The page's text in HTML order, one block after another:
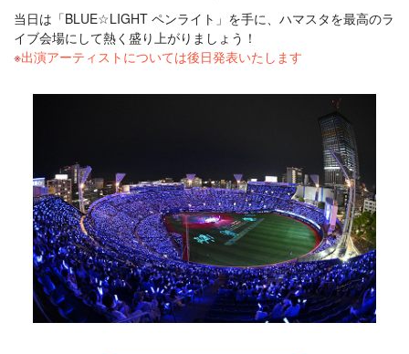
当日は「BLUE☆LIGHT ペンライト」を手に、ハマスタを最高のラ
イブ会場にして熱く盛り上がりましょう！
出演アーティストについては後日発表いたします